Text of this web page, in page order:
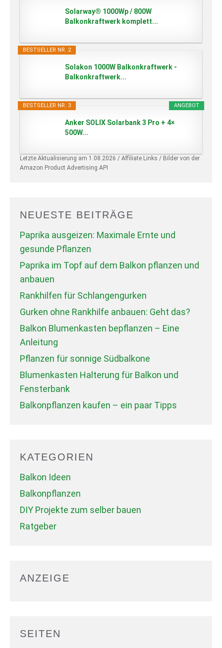
Solarway® 1000Wp / 800W
Balkonkraftwerk komplett...
BESTSELLER NR. 2
Solakon 1000W Balkonkraftwerk -
Balkonkraftwerk...
ANGEBOT
BESTSELLER NR. 3
Anker SOLIX Solarbank 3 Pro + 4×
500W...
Letzte Aktualisierung am 1.08.2026 / Affiliate Links / Bilder von der
Amazon Product Advertising API
NEUESTE BEITRÄGE
Paprika ausgeizen: Maximale Ernte und
gesunde Pflanzen
Paprika im Topf auf dem Balkon pflanzen und
anbauen
Rankhilfen für Schlangengurken
Gurken ohne Rankhilfe anbauen: Geht das?
Balkon Blumenkasten bepflanzen – Eine
Anleitung
Pflanzen für sonnige Südbalkone
Blumenkasten Halterung für Balkon und
Fensterbank
Balkonpflanzen kaufen – ein paar Tipps
KATEGORIEN
Balkon Ideen
Balkonpflanzen
DIY Projekte zum selber bauen
Ratgeber
ANZEIGE
SEITEN